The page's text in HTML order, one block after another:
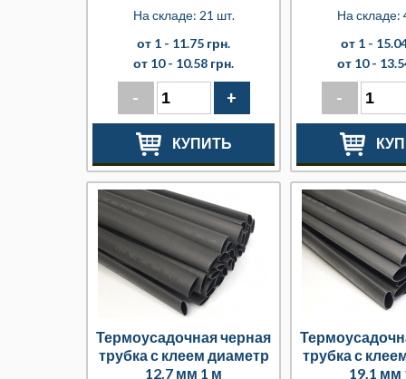
На складе: 21 шт.
от 1 - 11.75 грн.
от 10 - 10.58 грн.
- +
КУПИТЬ
На складе:
от 1 -
от 10 -
-
Термоусадочная черная
трубка с клеем диаметр
12.7 мм 1 м
трубка с
19.1 мм